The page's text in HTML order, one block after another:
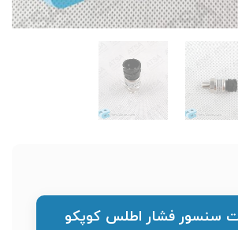
سنسور فشار اطلس کوپکو